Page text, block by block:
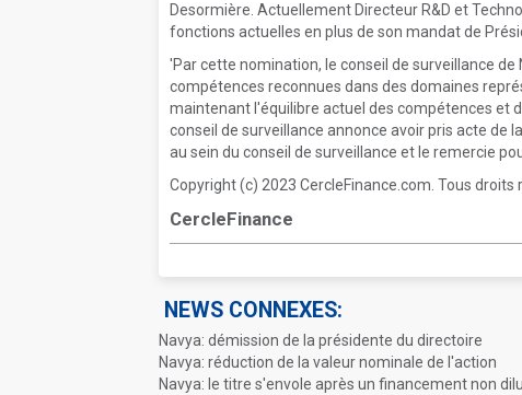
Desormière. Actuellement Directeur R&D et
fonctions actuelles en plus de son mandat de
'Par cette nomination, le conseil de surveillance
compétences reconnues dans des domaines
maintenant l'équilibre actuel des compétences et
conseil de surveillance annonce avoir pris acte de
au sein du conseil de surveillance et le remercie
Copyright (c) 2023 CercleFinance.com. Tous droits
CercleFinance
NEWS CONNEXES:
Navya: démission de la présidente du directoire
Navya: réduction de la valeur nominale de l'action
Navya: le titre s'envole après un financement non